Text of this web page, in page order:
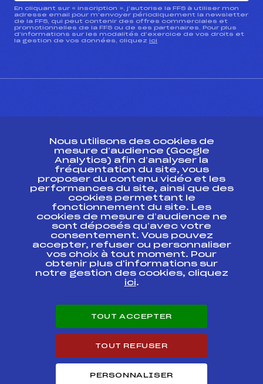
En cliquant sur « inscription », j’autorise la FFS à utiliser mon
adresse email pour m’envoyer périodiquement la newsletter
de la FFS, qui peut contenir des offres commerciales et
promotionnelles de la FFS ou de ses partenaires. Pour plus
d’informations sur les modalités d’exercice de vos droits et
la gestion de vos données, cliquez ici
Ressources
Pass’Neige
Projet sportif fédéral
Projet de performance fédéral
Antidopage
Pôle Développement, Formation, Suivi
Scientifique
Listes ministérielles
Pôle vie de l’athlète
Enseignement professionnel
Carrières
Nous utilisons des cookies de
mesure d’audience (Google
Analytics) afin d’analyser la
fréquentation du site, vous
proposer du contenu vidéo et les
performances du site, ainsi que des
cookies permettant le
fonctionnement du site. Les
cookies de mesure d’audience ne
sont déposés qu’avec votre
consentement. Vous pouvez
accepter, refuser ou personnaliser
vos choix à tout moment. Pour
obtenir plus d'informations sur
notre gestion des cookies, cliquez
ici.
TOUT ACCEPTER
TOUT REFUSER
PERSONNALISER